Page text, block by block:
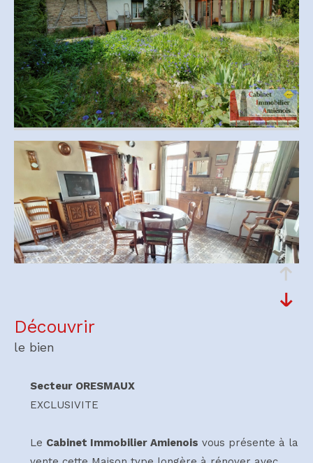
découvrir
le bien
Secteur ORESMAUX
EXCLUSIVITE
Le Cabinet Immobilier Amienois vous présente à la